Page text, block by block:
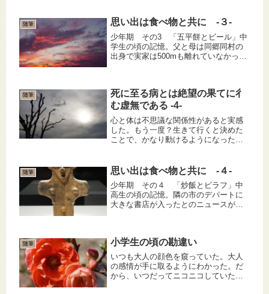
随筆 思い出は食べ物と共に -３-
少年期 その3 「五平餅とビール」中
学生の頃の記憶。父と母は同郷同村の
出身で実家は500mも離れていなかっ
前中は墓参りをし昼からは宴会だ。...
随筆
死に至る病とは絶望の果てに彳
む虚無である -4-
心と体は不思議な関係性があると実感
した。もう一度？生きて行くと決めた
ことで、かなり動けるようになった。
自信が出た。何か食べなきゃと思い、
コンビニへ向かった。少し気力が戻っ
て...
随筆 思い出は食べ物と共に -４-
少年期 その４ 「炒飯とピラフ」中
高生の頃の記憶。隣の市のデパートに
大きな書店が入ったとのニュースがあ
されたことよりはるかにビッグニュー
ス...
随筆 小学生の頃の勘違い
いつも大人の顔色を窺っていた。大人
の感情が手に取るようにわかった。だ
から、いつだってニコニコしていた。